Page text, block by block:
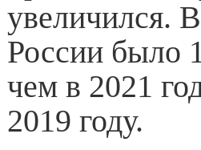
увеличился.
России было
чем в 2021
2019 году.